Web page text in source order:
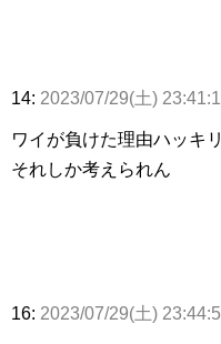
14: 2023/07/29(土)
ワイが負けた理由ハッキ
それしか考えられん
16: 2023/07/29(土)